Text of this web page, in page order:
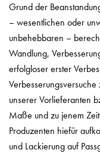
Grund der
– wesentlichen oder
unbehebbaren –
Wandlung,
erfolgloser erster
unserer Vorlieferanten
Maße und zu jenem
Produzenten hiefür
und Lackierung auf